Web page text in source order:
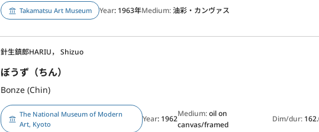
Takamatsu Art Museum Year: 1963年Medium:油彩・カンヴァス
ぼうず（ちん）
Bonze (Chin)
針生鎮郎HARIU， Shizuo
The National Museum of Modern
Art, Kyoto
Year: 1962
Medium:oil on
canvas/framed
Dim/dur: